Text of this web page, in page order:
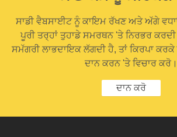
ਸਾਡੀ ਵੈਬਸਾਈਟ ਨੂੰ ਕਾਇਮ ਰੱਖਣ ਅਤੇ ਅੱਗੇ
ਪੂਰੀ ਤਰ੍ਹਾਂ ਤੁਹਾਡੇ ਸਮਰਥਨ 'ਤੇ ਨਿਰਭਰ ਕਰਦੀ
ਸਮੱਗਰੀ ਲਾਭਦਾਇਕ ਲੱਗਦੀ ਹੈ, ਤਾਂ ਕਿਰਪਾ ਕਰਕੇ
ਦਾਨ ਕਰਨ 'ਤੇ ਵਿਚਾਰ ਕਰੋ।
ਦਾਨ ਕਰੋ